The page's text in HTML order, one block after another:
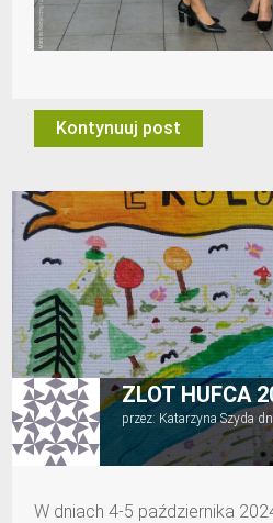
Kontynuuj post
ZLOT HUFCA
przez: Katarzyna Szyda
W dniach 4-5 października